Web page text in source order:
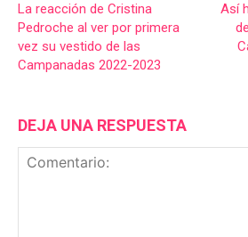
La reacción de Cristina
Pedroche al ver por primera
vez su vestido de las
Campanadas 2022-2023
Así
DEJA UNA RESPUESTA